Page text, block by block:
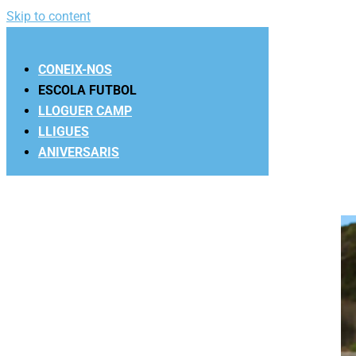
Skip to content
CONEIX-NOS
ESCOLA FUTBOL
LLOGUER CAMP
LLIGUES
ANIVERSARIS